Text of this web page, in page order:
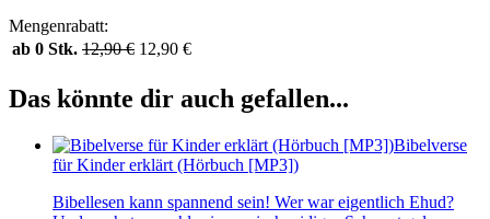
Mengenrabatt:
ab 0 Stk. 12,90€ 12,90 €
Das könnte dir auch gefallen...
Bibelverse
für Kinder erklärt (Hörbuch [MP3])
Bibellesen kann spannend sein! Wer war eigentlich Ehud?